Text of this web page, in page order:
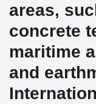
areas,
concrete
maritime
and